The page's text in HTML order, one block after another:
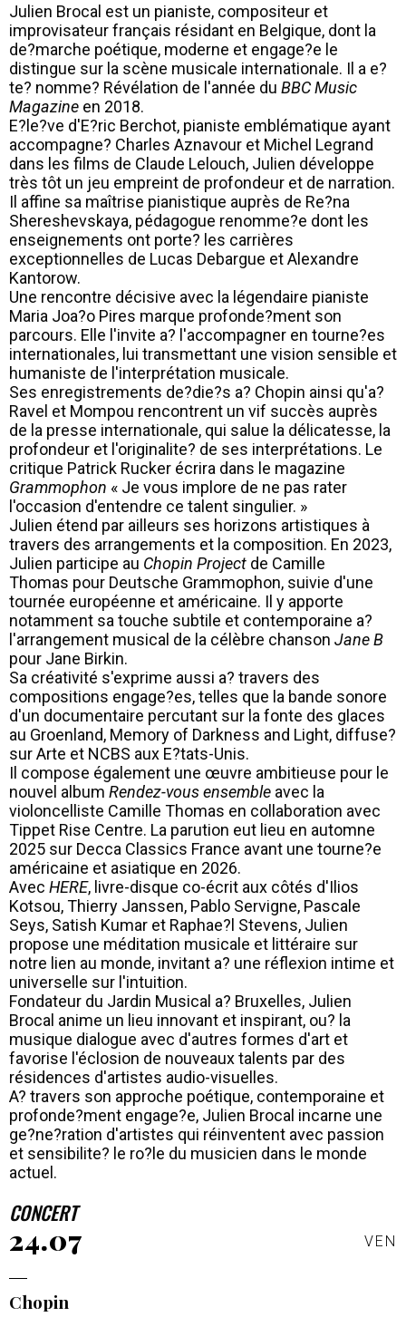
Julien Brocal est un pianiste, compositeur et
improvisateur français résidant en Belgique, dont la
de?marche poétique, moderne et engage?e le
distingue sur la scène musicale internationale. Il a e?
te? nomme? Révélation de l'année du BBC Music
Magazine en 2018.
E?le?ve d'E?ric Berchot, pianiste emblématique ayant
accompagne? Charles Aznavour et Michel Legrand
dans les films de Claude Lelouch, Julien développe
très tôt un jeu empreint de profondeur et de narration.
Il affine sa maîtrise pianistique auprès de Re?na
Shereshevskaya, pédagogue renomme?e dont les
enseignements ont porte? les carrières
exceptionnelles de Lucas Debargue et Alexandre
Kantorow.
Une rencontre décisive avec la légendaire pianiste
Maria Joa?o Pires marque profonde?ment son
parcours. Elle l'invite a? l'accompagner en tourne?es
internationales, lui transmettant une vision sensible et
humaniste de l'interprétation musicale.
Ses enregistrements de?die?s a? Chopin ainsi qu'a?
Ravel et Mompou rencontrent un vif succès auprès
de la presse internationale, qui salue la délicatesse, la
profondeur et l'originalite? de ses interprétations. Le
critique Patrick Rucker écrira dans le magazine
Grammophon « Je vous implore de ne pas rater
l'occasion d'entendre ce talent singulier. »
Julien étend par ailleurs ses horizons artistiques à
travers des arrangements et la composition. En 2023,
Julien participe au Chopin Project de Camille
Thomas pour Deutsche Grammophon, suivie d'une
tournée européenne et américaine. Il y apporte
notamment sa touche subtile et contemporaine a?
l'arrangement musical de la célèbre chanson Jane B
pour Jane Birkin.
Sa créativité s'exprime aussi a? travers des
compositions engage?es, telles que la bande sonore
d'un documentaire percutant sur la fonte des glaces
au Groenland, Memory of Darkness and Light, diffuse?
sur Arte et NCBS aux E?tats-Unis.
Il compose également une œuvre ambitieuse pour le
nouvel album Rendez-vous ensemble avec la
violoncelliste Camille Thomas en collaboration avec
Tippet Rise Centre. La parution eut lieu en automne
2025 sur Decca Classics France avant une tourne?e
américaine et asiatique en 2026.
Avec HERE, livre-disque co-écrit aux côtés d'Ilios
Kotsou, Thierry Janssen, Pablo Servigne, Pascale
Seys, Satish Kumar et Raphae?l Stevens, Julien
propose une méditation musicale et littéraire sur
notre lien au monde, invitant a? une réflexion intime et
universelle sur l'intuition.
Fondateur du Jardin Musical a? Bruxelles, Julien
Brocal anime un lieu innovant et inspirant, ou? la
musique dialogue avec d'autres formes d'art et
favorise l'éclosion de nouveaux talents par des
résidences d'artistes audio-visuelles.
A? travers son approche poétique, contemporaine et
profonde?ment engage?e, Julien Brocal incarne une
ge?ne?ration d'artistes qui réinventent avec passion
et sensibilite? le ro?le du musicien dans le monde
actuel.
CONCERT
24.07 VEN
Chopin